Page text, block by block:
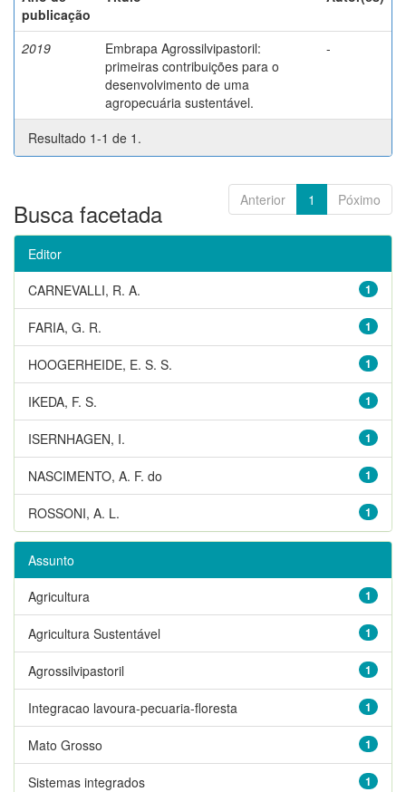
publicação
2019
Embrapa Agrossilvipastoril:
primeiras contribuições para o
desenvolvimento de uma
agropecuária sustentável.
-
Resultado 1-1 de 1.
Anterior 1 Póximo
Busca facetada
Editor
1
CARNEVALLI, R. A.
1
FARIA, G. R.
1
HOOGERHEIDE, E. S. S.
1
IKEDA, F. S.
1
ISERNHAGEN, I.
1
NASCIMENTO, A. F. do
1
ROSSONI, A. L.
Assunto
1
Agricultura
1
Agricultura Sustentável
1
Agrossilvipastoril
1
Integracao lavoura-pecuaria-floresta
1
Mato Grosso
1
Sistemas integrados